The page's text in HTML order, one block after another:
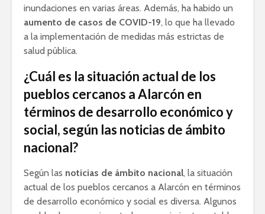
inundaciones en varias áreas. Además, ha habido un
aumento de casos de COVID-19, lo que ha llevado
a la implementación de medidas más estrictas de
salud pública.
¿Cuál es la situación actual de los
pueblos cercanos a Alarcón en
términos de desarrollo económico y
social, según las noticias de ámbito
nacional?
Según las noticias de ámbito nacional, la situación
actual de los pueblos cercanos a Alarcón en términos
de desarrollo económico y social es diversa. Algunos